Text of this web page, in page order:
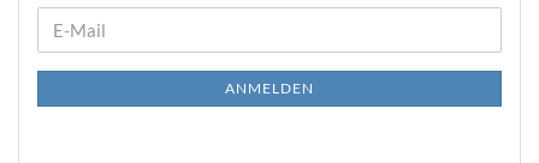
ZUR
NEWSLETTER-
E-
Mail
ANMELDEN